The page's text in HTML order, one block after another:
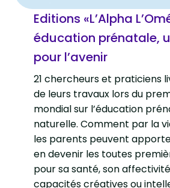
Editions «L’Alpha
éducation prénatale,
pour l’avenir
21 chercheurs et praticiens
de leurs travaux lors du
mondial sur l’éducation
naturelle. Comment par la
les parents peuvent
en devenir les toutes
pour sa santé, son
capacités créatives ou